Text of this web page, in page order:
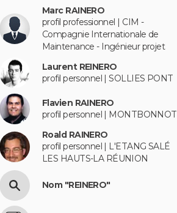
Marc RAINERO
profil professionnel | CIM -
Compagnie Internationale de
Maintenance - Ingénieur projet
Laurent REINERO
profil personnel | SOLLIES PONT
Flavien RAINERO
profil personnel | MONTBONNOT
Roald RAINERO
profil personnel | L'ETANG SALÉ
LES HAUTS-LA RÉUNION
Nom "REINERO"